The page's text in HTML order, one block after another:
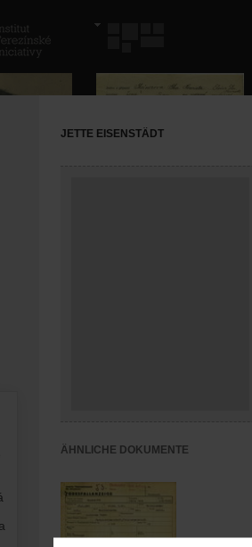
JETTE EISENSTÄDT
ÄHNLICHE DOKUMENTE